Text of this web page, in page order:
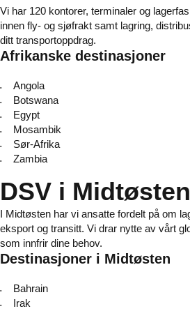
Vi har 120 kontorer, terminaler og
innen fly- og sjøfrakt samt lagring,
ditt transportoppdrag.
Afrikanske destinasjoner
Angola
Botswana
Egypt
Mosambik
Sør-Afrika
Zambia
DSV i Midtøsten
I Midtøsten har vi ansatte fordelt på om
eksport og transitt. Vi drar nytte av vårt
som innfrir dine behov.
Destinasjoner i Midtøsten
Bahrain
Irak